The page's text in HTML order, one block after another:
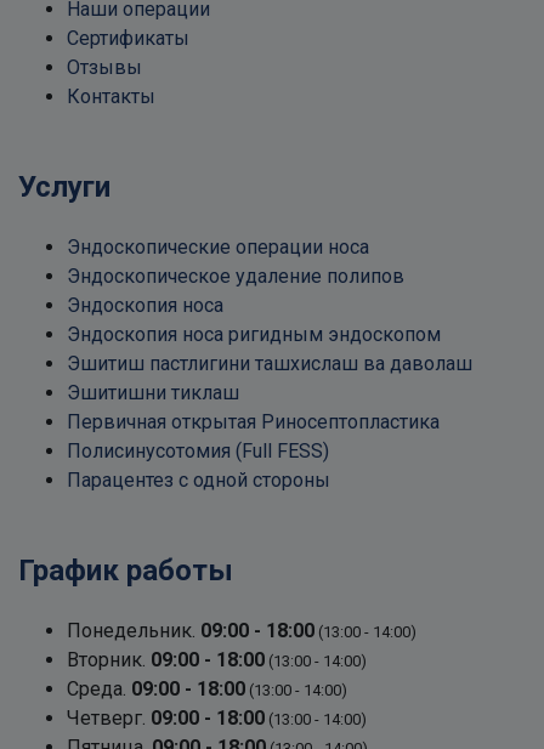
Наши операции
Сертификаты
Отзывы
Контакты
Услуги
Эндоскопические операции носа
Эндоскопическое удаление полипов
Эндоскопия носа
Эндоскопия носа ригидным эндоскопом
Эшитиш пастлигини ташхислаш ва даволаш
Эшитишни тиклаш
Первичная открытая Риносептопластика
Полисинусотомия (Full FESS)
Парацентез с одной стороны
График работы
Понедельник. 09:00 - 18:00 (13:00 - 14:00)
Вторник. 09:00 - 18:00 (13:00 - 14:00)
Среда. 09:00 - 18:00 (13:00 - 14:00)
Четверг. 09:00 - 18:00 (13:00 - 14:00)